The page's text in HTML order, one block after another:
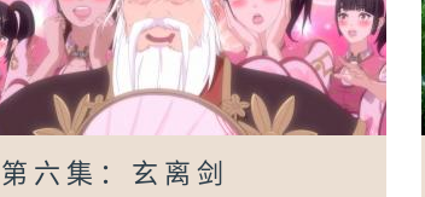
第六集：玄离剑